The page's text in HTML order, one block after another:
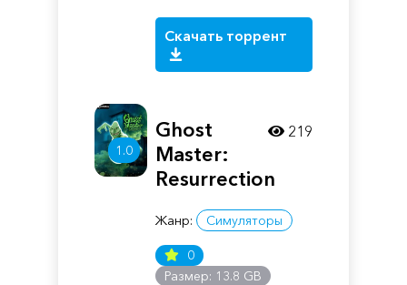
Скачать торрент
1.0
Ghost
Master:
Resurrection
Жанр: Симуляторы
0
Размер: 13.8 GB
219